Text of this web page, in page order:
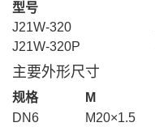
型号
J21W-320
J21W-320P
主要外形尺寸
规格 M
DN6
M20×1.5